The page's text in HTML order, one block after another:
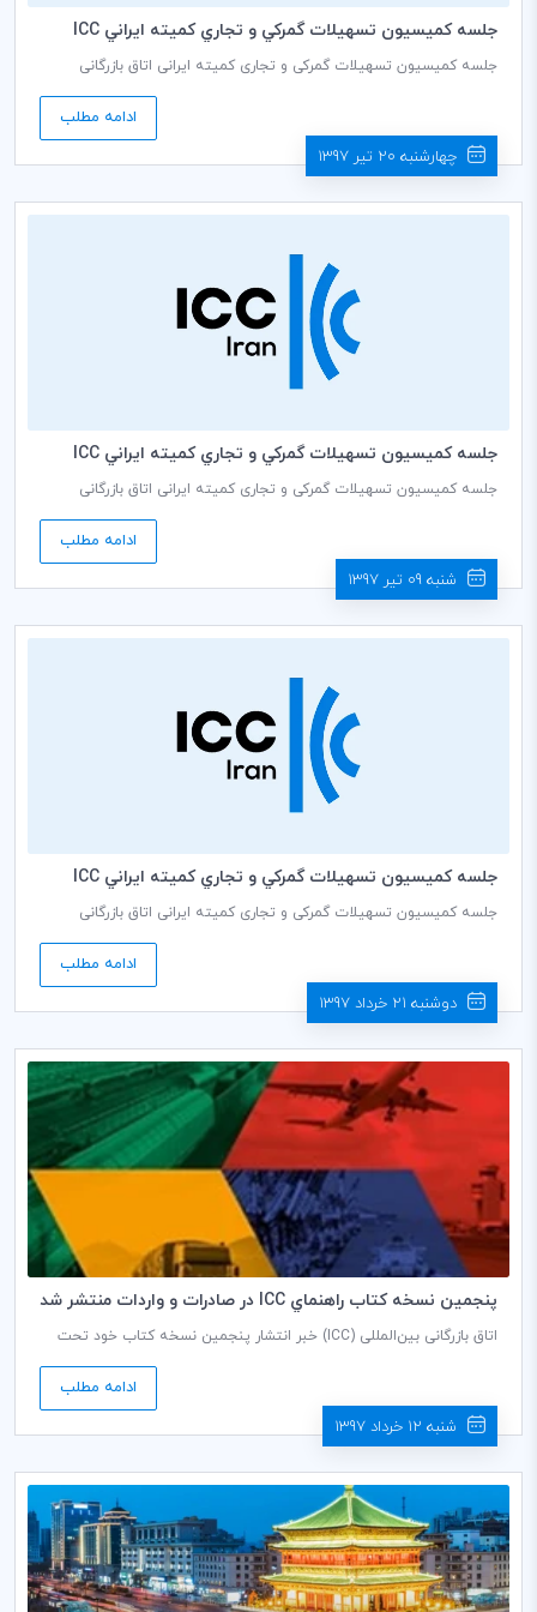
جلسه كميسيون تسهيلات گمركي و تجاري كميته ايراني ICC
جلسه کمیسیون تسهیلات گمرکی و تجاری کمیته ایرانی اتاق بازرگانی
مورخ 1397/04/25 ساعت 14:30 در محل دبیرخانه كميته ايراني ICC برگزار
ادامه مطلب
چهارشنبه 20 تیر 1397
جلسه كميسيون تسهيلات گمركي و تجاري كميته ايراني ICC
جلسه کمیسیون تسهیلات گمرکی و تجاری کمیته ایرانی اتاق بازرگانی
مورخ 1397/04/11 ساعت 14:30 در محل دبیرخانه كميته ايراني ICC برگزار
ادامه مطلب
شنبه 09 تیر 1397
جلسه كميسيون تسهيلات گمركي و تجاري كميته ايراني ICC
جلسه کمیسیون تسهیلات گمرکی و تجاری کمیته ایرانی اتاق بازرگانی
مورخ 1397/03/28 ساعت 14:30 در محل دبیرخانه كميته ايراني ICC برگزار
ادامه مطلب
دوشنبه 21 خرداد 1397
پنجمين نسخه كتاب راهنماي ICC در صادرات و واردات منتشر شد
اتاق بازرگانی بین‌المللی (ICC) خبر انتشار پنجمین نسخه کتاب خود تحت
و کار‌» را منتشر کرد. این کتاب برای اهداف بازاریابی شرکت‌ها قابل استفاده
است.
ادامه مطلب
شنبه 12 خرداد 1397